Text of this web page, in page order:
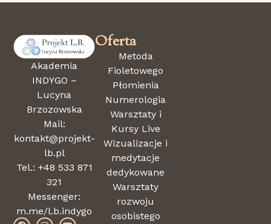
Akademia
INDYGO –
Lucyna
Brzozowska
Mail:
kontakt@projekt-
lb.pl
Tel.: +48 533 871
321
Messenger:
m.me/l.b.indygo
Oferta
Metoda
Fioletowego
Płomienia
Numerologia
Warsztaty i
Kursy Live
Wizualizacje i
medytacje
dedykowane
Warsztaty
rozwoju
osobistego